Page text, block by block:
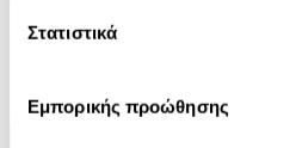
Στατιστικά
Εμπορικής προώθησης
0.00€